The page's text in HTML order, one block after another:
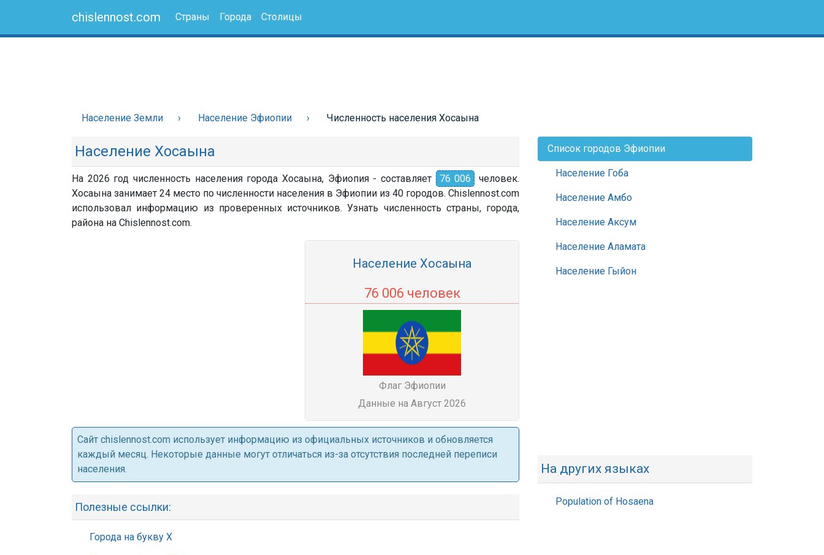
chislennost.com Страны Города Столицы
Население Земли Население Эфиопии Численность населения Хосаына
Население Хосаына
На 2026 год численность населения города Хосаына, Эфиопия - составляет 76 006
человек.
Хосаына занимает 24 место по численности населения в Эфиопии из 40 городов. Chislennost.com
использовал информацию из проверенных источников. Узнать численность страны, города,
района на Chislennost.com.
Население Хосаына
76 006 человек
Флаг Эфиопии
Данные на Август 2026
Cайт chislennost.com использует информацию из официальных источников и обновляется
каждый месяц. Некоторые данные могут отличаться из-за отсутствия последней переписи
населения.
Полезные ссылки:
Города на букву Х
Список городов Эфиопии
Население Гоба
Население Амбо
Население Аксум
Население Аламата
Население Гыйон
На других языках
Population of Hosaena